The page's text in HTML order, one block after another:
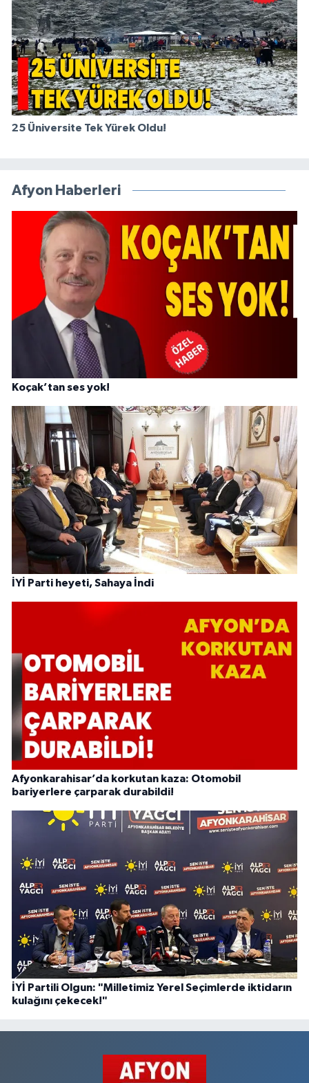
25 Üniversite Tek Yürek Oldu!
Afyon Haberleri
Koçak’tan ses yok!
İYİ Parti heyeti, Sahaya İndi
Afyonkarahisar’da korkutan kaza: Otomobil
bariyerlere çarparak durabildi!
İYİ Partili Olgun: "Milletimiz Yerel Seçimlerde iktidarın
kulağını çekecek!"